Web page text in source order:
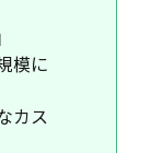
模に
カス